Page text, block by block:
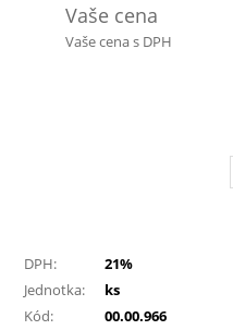
Vaše cena
Vaše cena s DPH
DPH:
21%
Jednotka:
ks
Kód:
00.00.966